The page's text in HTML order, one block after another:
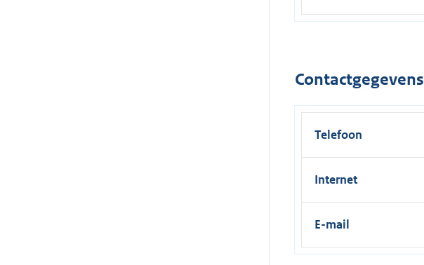
Contactgegevens
Telefoon
Internet
E-mail